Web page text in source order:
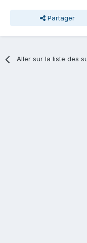
Partager
Aller sur la liste des